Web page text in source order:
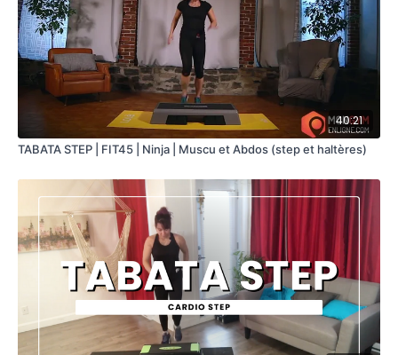
40:21
TABATA STEP | FIT45 | Ninja | Muscu et Abdos (step et haltères)